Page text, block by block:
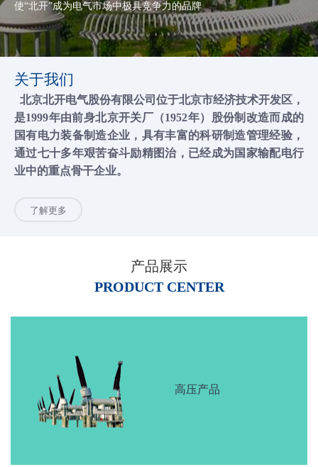
使“北开”成为电气市场中极具竞争力的品牌
关于我们
北京北开电气股份有限公司 位于北京市经济技术开发区，
是1999年由前身北京开关厂 （1952年） 股份制改造而成的
国有电力装备制造企业 ， 具有丰富的科研制造管理经验 ，
通过七十多年艰苦奋斗励精图治， 已经成为国家输配电行
业中的重点骨干企业。
了解更多
产品展示
PRODUCT CENTER
高压产品